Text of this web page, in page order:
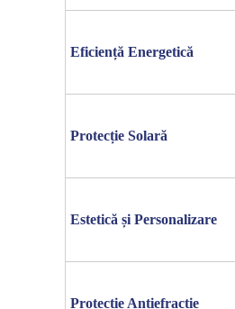
Eficiență Energetică
Protecție Solară
Estetică și Personalizare
Protecție Antiefracție